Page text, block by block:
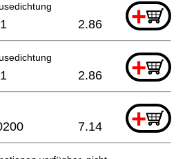
+
2.86
+
2.86
+
7.14